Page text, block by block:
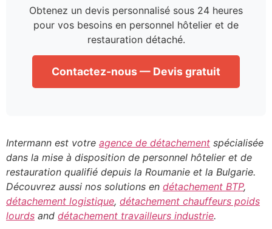
Obtenez un devis personnalisé sous 24 heures
pour vos besoins en personnel hôtelier et de
restauration détaché.
Contactez-nous — Devis gratuit
Intermann est votre agence de détachement spécialisée
dans la mise à disposition de personnel hôtelier et de
restauration qualifié depuis la Roumanie et la Bulgarie.
Découvrez aussi nos solutions en détachement BTP,
détachement logistique, détachement chauffeurs poids
lourds and détachement travailleurs industrie.